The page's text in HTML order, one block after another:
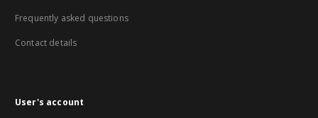
Frequently asked questions
Contact details
User's account